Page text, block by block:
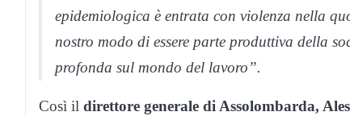
epidemiologica è entrata con violenza nella
nostro modo di essere parte produttiva della
profonda sul mondo del lavoro”.
Così il direttore generale di Assolombarda,